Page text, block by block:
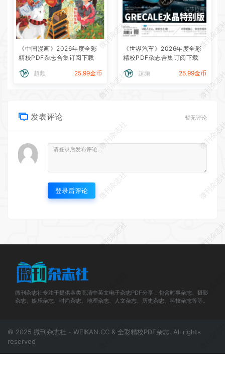
《中国漫画》2026年度全彩
精校PDF杂志合集订阅下载
超频 25.99金币
《世界汽车》2026年度全彩
精校PDF杂志合集订阅下载
超频 25.99金币
发表评论 暂无评论
登录后评论
微刊杂志社专注于提供各类高清中英文电子杂志PDF分享，包含时事杂志、摄影
杂志、娱乐杂志、时尚杂志、地理杂志、人文杂志、历史杂志、科技杂志等等。
© 2025 微刊杂志社 - WEIKAN.CC & 全彩精校PDF杂志. All rights
reserved
微刊杂志社
微刊杂
微刊杂志社
微刊杂
微刊杂志社
微刊杂
微刊杂志社 微刊杂
微刊杂志社
微刊杂
微刊杂志社
微刊杂
微刊杂志社
微刊杂